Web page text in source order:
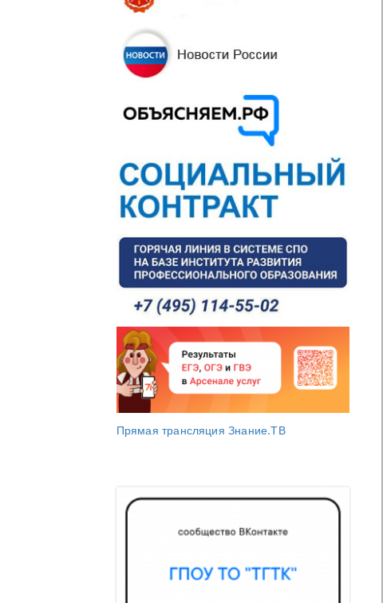
Прямая трансляция Знание.ТВ